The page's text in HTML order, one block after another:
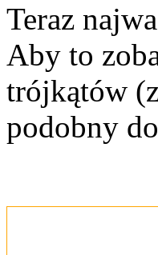
Teraz
Aby to
trójkątów
podobny